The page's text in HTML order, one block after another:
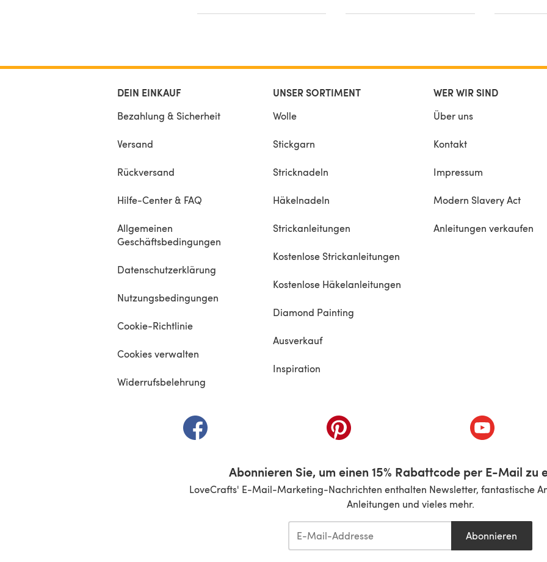
DEIN EINKAUF
Bezahlung & Sicherheit
Versand
Rückversand
Hilfe-Center & FAQ
Allgemeinen
Geschäftsbedingungen
Datenschutzerklärung
Nutzungsbedingungen
Cookie-Richtlinie
Cookies verwalten
Widerrufsbelehrung
UNSER SORTIMENT
Wolle
Stickgarn
Stricknadeln
Häkelnadeln
Strickanleitungen
Kostenlose Strickanleitungen
Kostenlose Häkelanleitungen
Diamond Painting
Ausverkauf
Inspiration
WER WIR SIND
Über uns
Kontakt
Impressum
Modern Slavery Act
Anleitungen verkaufen
(öffnet sich in einem neuen Tab)(öffnet sich in einem neuen Tab)(öffnet sich in
Abonnieren Sie, um einen 15% Rabattcode per E-Mail zu
LoveCrafts' E-Mail-Marketing-Nachrichten enthalten Newsletter, fantastische
Anleitungen und vieles mehr.
Abonnieren